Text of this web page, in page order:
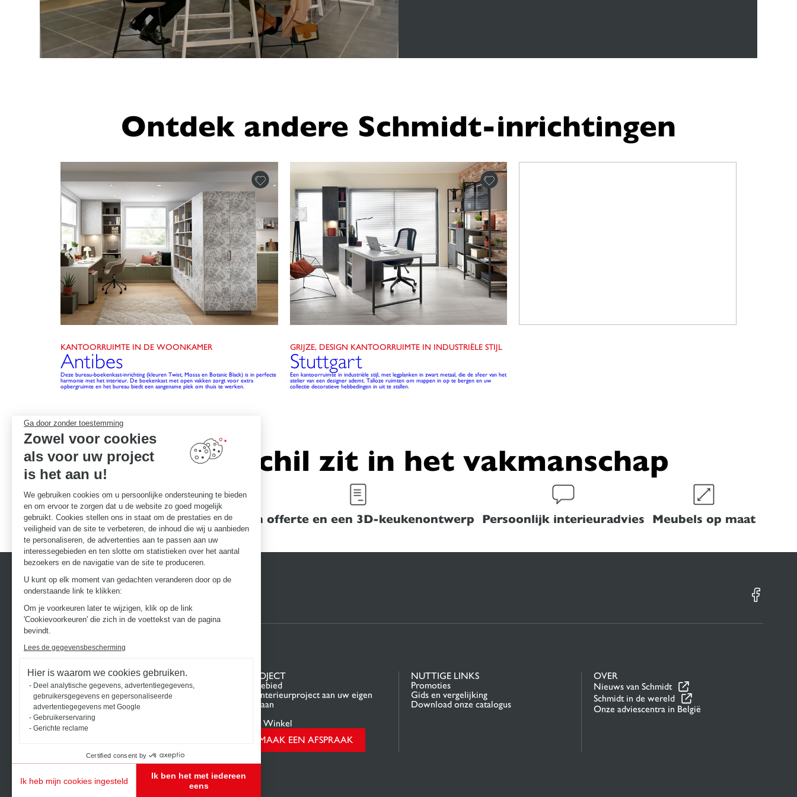
Ga door zonder toestemming
Zowel voor cookies
als voor uw project
is het aan u!
We gebruiken cookies om u persoonlijke ondersteuning te bieden
en om ervoor te zorgen dat u de website zo goed mogelijk
gebruikt. Cookies stellen ons in staat om de prestaties en de
veiligheid van de site te verbeteren, de inhoud die wij u aanbieden
te personaliseren, de advertenties aan te passen aan uw
interessegebieden en ten slotte om statistieken over het aantal
bezoekers en de navigatie van de site te produceren.
U kunt op elk moment van gedachten veranderen door op de
onderstaande link te klikken:
Om je voorkeuren later te wijzigen, klik op de link
'Cookievoorkeuren' die zich in de voettekst van de pagina
bevindt.
Lees de gegevensbescherming
Hier is waarom we cookies gebruiken.
Deel analytische gegevens, advertentiegegevens,
gebruikersgegevens en gepersonaliseerde
advertentiegegevens met Google
Gebruikerservaring
Gerichte reclame
Certified consent by
Ik heb mijn cookies ingesteld
Ik ben het met iedereen
eens
Ontdek andere Schmidt-inrichtingen
KANTOORRUIMTE IN DE WOONKAMER
Antibes
Deze bureau-boekenkast-inrichting (kleuren Twist, Mossa en Botanic Black) is in perfecte
harmonie met het interieur. De boekenkast met open vakken zorgt voor extra
opbergruimte en het bureau biedt een aangename plek om thuis te werken.
GRIJZE, DESIGN KANTOORRUIMTE IN INDUSTRIËLE STIJL
Stuttgart
Een kantoorruimte in industriële stijl, met legplanken in zwart metaal, die de sfeer van het
atelier van een designer ademt. Talloze ruimten om mappen in op te bergen en uw
collectie decoratieve hebbedingen in uit te stallen.
Het verschil zit in het vakmanschap
Garanties voor uitmuntendheid Een offerte en een 3D-keukenontwerp Persoonlijk interieuradvies Meubels op maat
ONTDEK HET UNIVERSUM VAN
SCHMIDT
Keukens op maat
Dressing op maat
Meubels en opbergkasten
Badkamers op maat
Schmidt voor professionals
UW PROJECT
Projectgebied
Pas uw interieurproject aan uw eigen
wensen aan
Vind uw Winkel
MAAK EEN AFSPRAAK
NUTTIGE LINKS
Promoties
Gids en vergelijking
Download onze catalogus
OVER
Nieuws van Schmidt
Schmidt in de wereld
Onze adviescentra in België